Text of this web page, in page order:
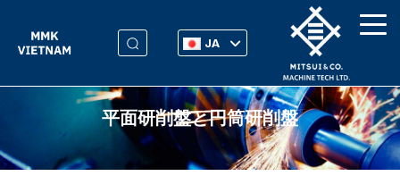
JA
平面研削盤と円筒研削盤